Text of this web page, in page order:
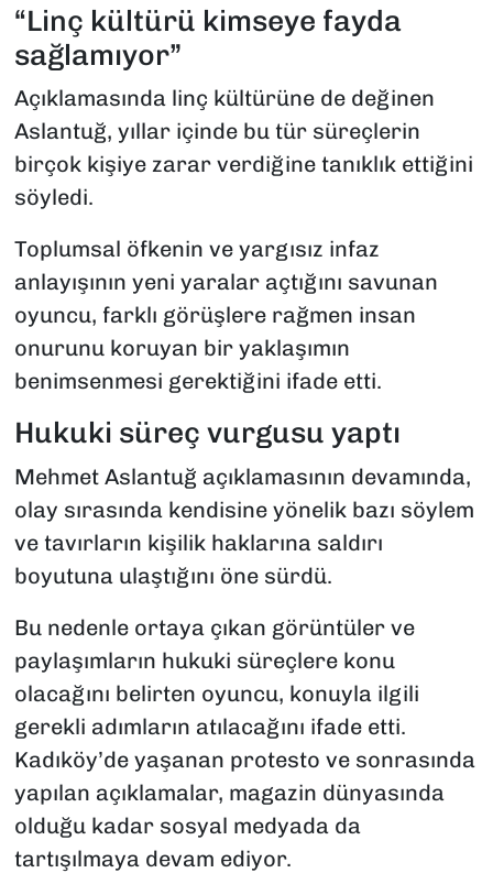
“Linç kültürü kimseye fayda
sağlamıyor”
Açıklamasında linç kültürüne de değinen
Aslantuğ, yıllar içinde bu tür süreçlerin
birçok kişiye zarar verdiğine tanıklık ettiğini
söyledi.
Toplumsal öfkenin ve yargısız infaz
anlayışının yeni yaralar açtığını savunan
oyuncu, farklı görüşlere rağmen insan
onurunu koruyan bir yaklaşımın
benimsenmesi gerektiğini ifade etti.
Hukuki süreç vurgusu yaptı
Mehmet Aslantuğ açıklamasının devamında,
olay sırasında kendisine yönelik bazı söylem
ve tavırların kişilik haklarına saldırı
boyutuna ulaştığını öne sürdü.
Bu nedenle ortaya çıkan görüntüler ve
paylaşımların hukuki süreçlere konu
olacağını belirten oyuncu, konuyla ilgili
gerekli adımların atılacağını ifade etti.
Kadıköy’de yaşanan protesto ve sonrasında
yapılan açıklamalar, magazin dünyasında
olduğu kadar sosyal medyada da
tartışılmaya devam ediyor.